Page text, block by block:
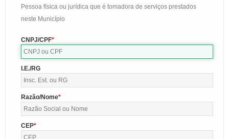
Pessoa física ou jurídica que é tomadora de serviços prestados
neste Município
CNPJ/CPF
I.E./RG
Razão/Nome
CEP